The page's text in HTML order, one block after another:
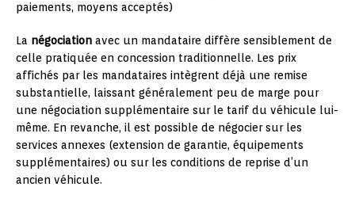
paiements, moyens acceptés)
La négociation avec un mandataire diffère sensiblement de
celle pratiquée en concession traditionnelle. Les prix
affichés par les mandataires intègrent déjà une remise
substantielle, laissant généralement peu de marge pour
une négociation supplémentaire sur le tarif du véhicule lui-
même. En revanche, il est possible de négocier sur les
services annexes (extension de garantie, équipements
supplémentaires) ou sur les conditions de reprise d’un
ancien véhicule.